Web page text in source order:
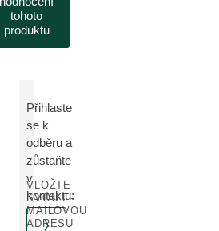
tohoto
produktu
Přihlaste
se k
odběru a
zůstaňte
v
kontaktu:
VLOŽTE
SVOU E-
MAILOVOU
ADRESU